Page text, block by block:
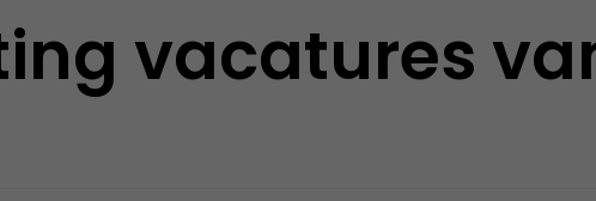
vacatures